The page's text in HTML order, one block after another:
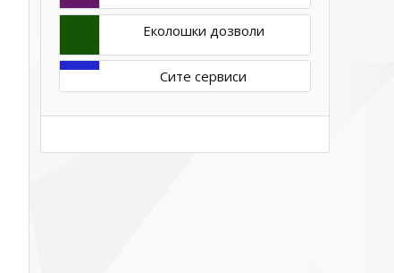
Еколошки дозволи
Сите сервиси